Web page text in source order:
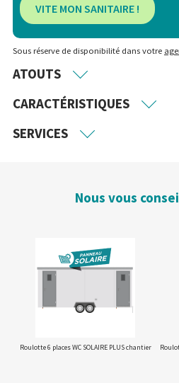
VITE MON SANITAIRE !
Sous réserve de disponibilité dans votre
ATOUTS
CARACTÉRISTIQUES
SERVICES
Nous vous
Roulotte 6 places WC SOLAIRE PLUS chantier